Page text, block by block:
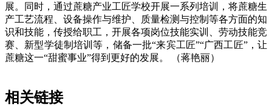
展。同时，通过蔗糖产业工匠学校开展一系列培训，将蔗糖生
产工艺流程、设备操作与维护、质量检测与控制等各方面的知
识和技能，传授给职工，开展各项岗位技能实训、劳动技能竞
赛、新型学徒制培训等，储备一批“来宾工匠”“广西工匠”，让
蔗糖这一“甜蜜事业”得到更好的发展。 （蒋艳丽）
相关链接